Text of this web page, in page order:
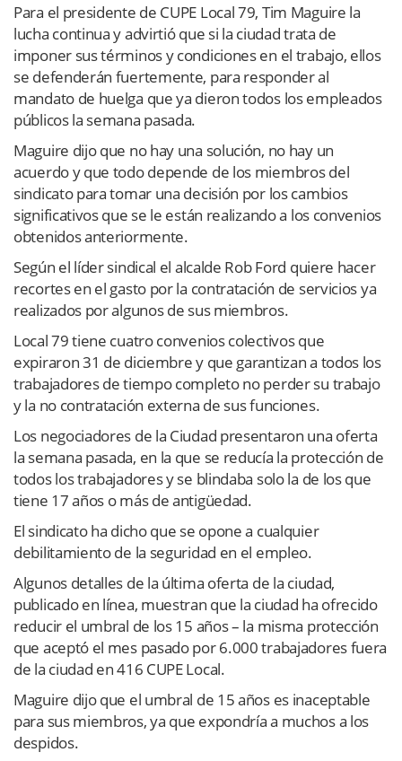
Para el presidente de CUPE Local 79, Tim Maguire la
lucha continua y advirtió que si la ciudad trata de
imponer sus términos y condiciones en el trabajo, ellos
se defenderán fuertemente, para responder al
mandato de huelga que ya dieron todos los empleados
públicos la semana pasada.
Maguire dijo que no hay una solución, no hay un
acuerdo y que todo depende de los miembros del
sindicato para tomar una decisión por los cambios
significativos que se le están realizando a los convenios
obtenidos anteriormente.
Según el líder sindical el alcalde Rob Ford quiere hacer
recortes en el gasto por la contratación de servicios ya
realizados por algunos de sus miembros.
Local 79 tiene cuatro convenios colectivos que
expiraron 31 de diciembre y que garantizan a todos los
trabajadores de tiempo completo no perder su trabajo
y la no contratación externa de sus funciones.
Los negociadores de la Ciudad presentaron una oferta
la semana pasada, en la que se reducía la protección de
todos los trabajadores y se blindaba solo la de los que
tiene 17 años o más de antigüedad.
El sindicato ha dicho que se opone a cualquier
debilitamiento de la seguridad en el empleo.
Algunos detalles de la última oferta de la ciudad,
publicado en línea, muestran que la ciudad ha ofrecido
reducir el umbral de los 15 años – la misma protección
que aceptó el mes pasado por 6.000 trabajadores fuera
de la ciudad en 416 CUPE Local.
Maguire dijo que el umbral de 15 años es inaceptable
para sus miembros, ya que expondría a muchos a los
despidos.